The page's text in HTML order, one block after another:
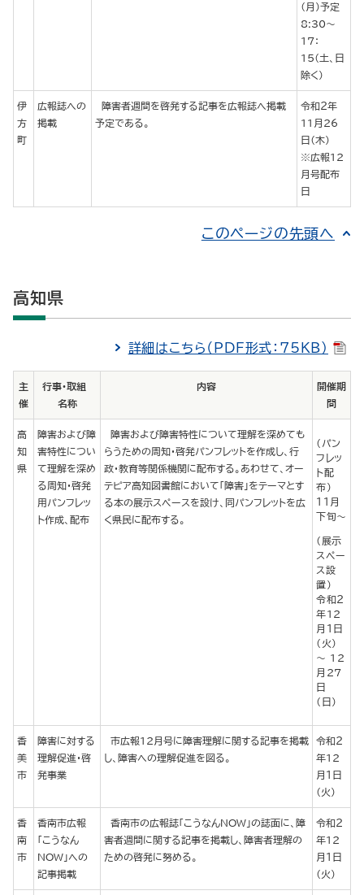
（月）予定
8:30～
17：
15（土、日
除く）
伊
方
町
広報誌への
掲載
障害者週間を啓発する記事を広報誌へ掲載
予定である。
令和２年
11月26
日（木）
※広報12
月号配布
日
このページの先頭へ
高知県
詳細はこちら（PDF形式：75KB）
主
催
行事・取組
名称
内容
開催期
間
高
知
県
障害および障
害特性につい
て理解を深め
る周知・啓発
用パンフレッ
ト作成、配布
障害および障害特性について理解を深めても
らうための周知・啓発パンフレットを作成し、行
政・教育等関係機関に配布する。あわせて、オー
テピア高知図書館において「障害」をテーマとす
る本の展示スペースを設け、同パンフレットを広
く県民に配布する。
（パン
フレッ
ト配
布）
１１月
下旬～
（展示
スペー
ス設
置）
令和２
年12
月１日
（火）
～ 12
月27
日
（日）
香
美
市
障害に対する
理解促進・啓
発事業
市広報12月号に障害理解に関する記事を掲載
し、障害への理解促進を図る。
令和２
年12
月１日
（火）
香
南
市
香南市広報
「こうなん
NOW」への
記事掲載
香南市の広報誌「こうなんNOW」の誌面に、障
害者週間に関する記事を掲載し、障害者理解の
ための啓発に努める。
令和２
年12
月１日
（火）